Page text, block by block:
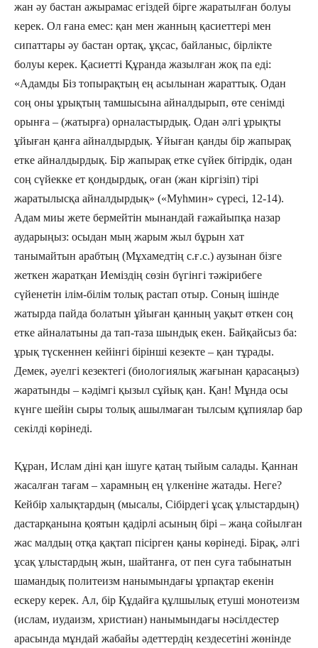
жан әу бастан ажырамас егіздей бірге жаратылған болуы
керек. Ол ғана емес: қан мен жанның қасиеттері мен
сипаттары әу бастан ортақ, ұқсас, байланыс, бірлікте
болуы керек. Қасиетті Құранда жазылған жоқ па еді:
«Адамды Біз топырақтың ең асылынан жараттық. Одан
соң оны ұрықтың тамшысына айналдырып, өте сенімді
орынға – (жатырға) орналастырдық. Одан әлгі ұрықты
ұйыған қанға айналдырдық. Ұйыған қанды бір жапырақ
етке айналдырдық. Бір жапырақ етке сүйек бітірдік, одан
соң сүйекке ет қондырдық, оған (жан кіргізіп) тірі
жаратылысқа айналдырдық» («Муһмин» сүресі, 12-14).
Адам миы жете бермейтін мынандай ғажайыпқа назар
аударыңыз: осыдан мың жарым жыл бұрын хат
танымайтын арабтың (Мұхамедтің с.ғ.с.) аузынан бізге
жеткен жаратқан Иеміздің сөзін бүгінгі тәжірибеге
сүйенетін ілім-білім толық растап отыр. Соның ішінде
жатырда пайда болатын ұйыған қанның уақыт өткен соң
етке айналатыны да тап-таза шындық екен. Байқайсыз ба:
ұрық түскеннен кейінгі бірінші кезекте – қан тұрады.
Демек, әуелгі кезектегі (биологиялық жағынан қара­саңыз)
жаратынды – кәдімгі қызыл сұйық қан. Қан! Мұнда осы
күнге шейін сыры толық ашылмаған тылсым құпиялар бар
секілді көрінеді.
Құран, Ислам діні қан ішуге қатаң тыйым салады. Қаннан
жасалған тағам – харамның ең үлкеніне жатады. Неге?
Кейбір халықтардың (мысалы, Сібірдегі ұсақ ұлыстардың)
дастарқанына қоятын қадірлі асының бірі – жаңа сойылған
жас малдың отқа қақтап пісірген қаны көрінеді. Бірақ, әлгі
ұсақ ұлыстардың жын, шайтанға, от пен суға табынатын
шамандық политеизм нанымындағы ұрпақтар екенін
ескеру керек. Ал, бір Құдайға құлшылық етуші монотеизм
(ислам, иудаизм, христиан) нанымындағы нәсілдестер
арасында мұндай жабайы әдеттердің кездесетіні жөнінде